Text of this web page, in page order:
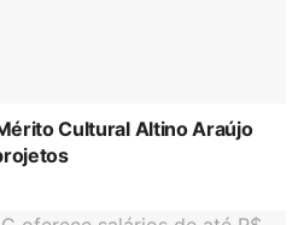
Cultural Altino Araújo